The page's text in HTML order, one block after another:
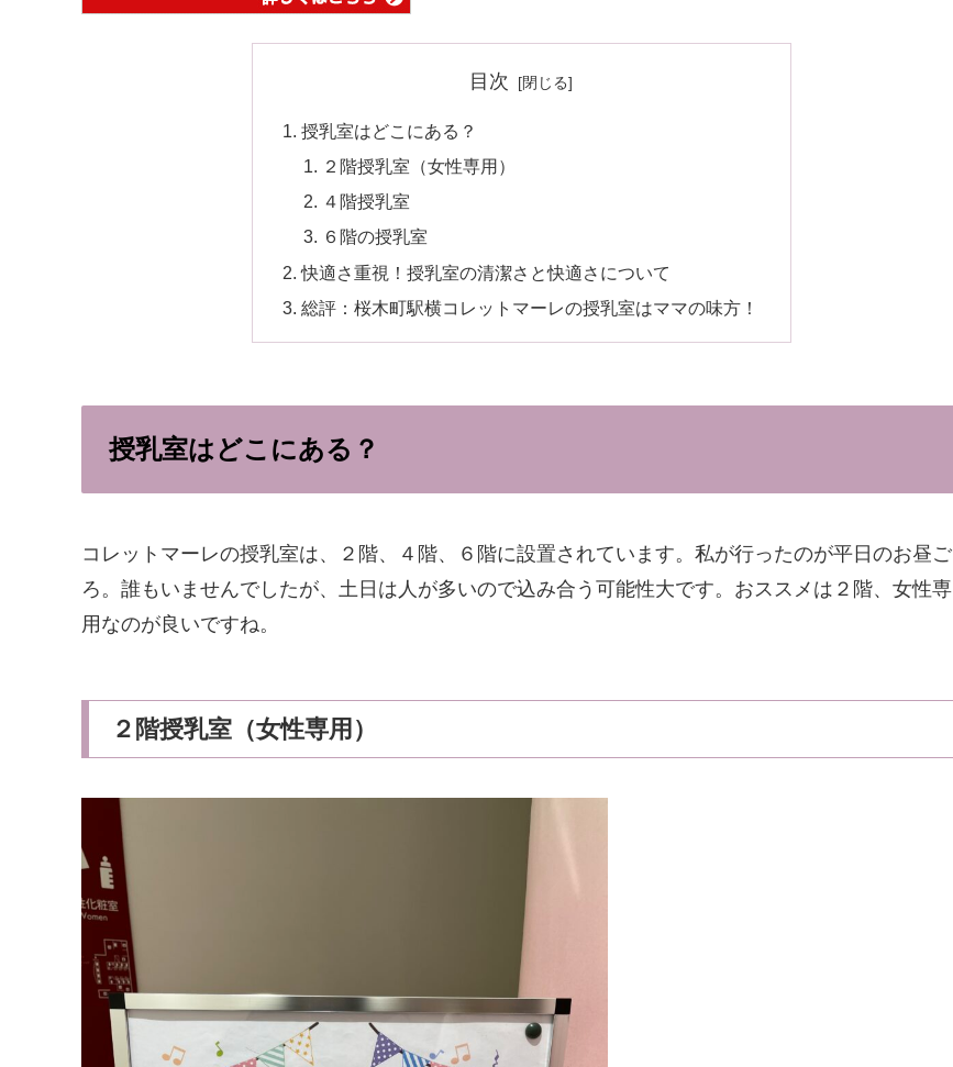
目次
授乳室はどこにある？
２階授乳室（女性専用）
４階授乳室
６階の授乳室
快適さ重視！授乳室の清潔さと快適さについて
総評：桜木町駅横コレットマーレの授乳室はママの味方！
授乳室はどこにある？
コレットマーレの授乳室は、２階、４階、６階に設置されています。私が行ったのが平日のお昼ご
ろ。誰もいませんでしたが、土日は人が多いので込み合う可能性大です。おススメは２階、女性専
用なのが良いですね。
２階授乳室（女性専用）